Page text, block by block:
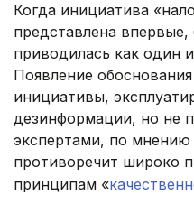
Когда инициатива
представлена
приводилась как один
Появление
инициативы,
дезинформации, но не
экспертами, по
противоречит широко
принципам «